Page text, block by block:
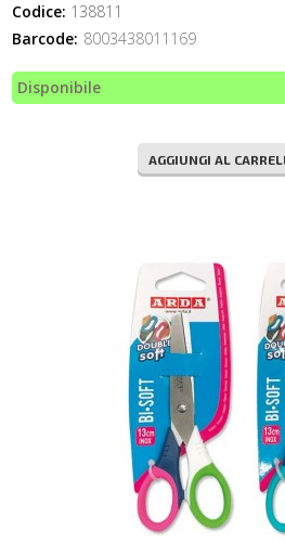
Codice: 138811
Barcode: 8003438011169
Disponibile
AGGIUNGI AL